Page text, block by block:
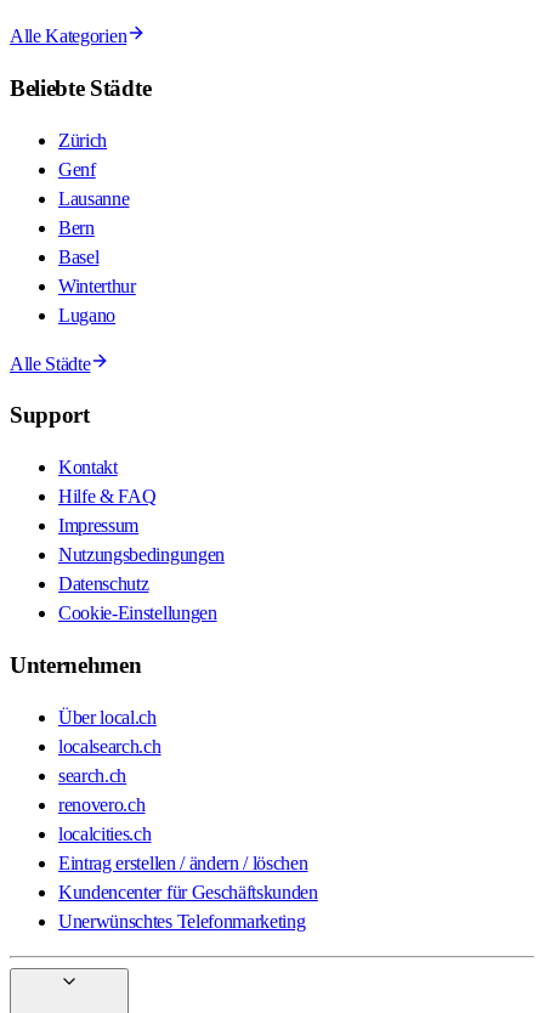
Alle Kategorien
Beliebte Städte
Zürich
Genf
Lausanne
Bern
Basel
Winterthur
Lugano
Alle Städte
Support
Kontakt
Hilfe & FAQ
Impressum
Nutzungsbedingungen
Datenschutz
Cookie-Einstellungen
Unternehmen
Über local.ch
localsearch.ch
search.ch
renovero.ch
localcities.ch
Eintrag erstellen / ändern / löschen
Kundencenter für Geschäftskunden
Unerwünschtes Telefonmarketing